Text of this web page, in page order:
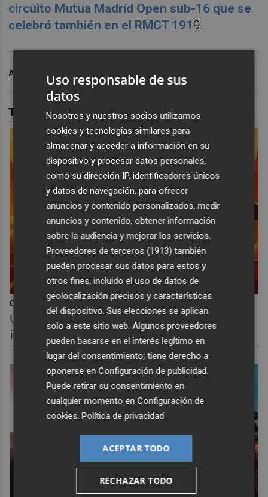
circuito Mutua Madrid Open sub-16 que se
celebró también en el RMCT 191 9.
ARCHIVADO EN ALCARAZ
TAMBIÉN TE PUEDE INTERESAR
Corepunk MMORPG
Un verdadero MMORPG de la vieja escuela
¡Cómo los de antes, pero mejor!
Uso responsable de sus
datos
Nosotros y nuestros socios utilizamos
cookies y tecnologías similares para
almacenar y acceder a información en su
dispositivo y procesar datos personales,
como su dirección IP, identificadores únicos
y datos de navegación, para ofrecer
anuncios y contenido personalizados, medir
anuncios y contenido, obtener información
sobre la audiencia y mejorar los servicios.
Proveedores de terceros (1913) también
pueden procesar sus datos para estos y
otros fines, incluido el uso de datos de
geolocalización precisos y características
del dispositivo. Sus elecciones se aplican
solo a este sitio web. Algunos proveedores
pueden basarse en el interés legítimo en
lugar del consentimiento; tiene derecho a
oponerse enConfiguración de publicidad.
Puede retirar su consentimiento en
cualquier momento enConfiguración de
cookies.Política de privacidad
ACEPTAR TODO
RECHAZAR TODO